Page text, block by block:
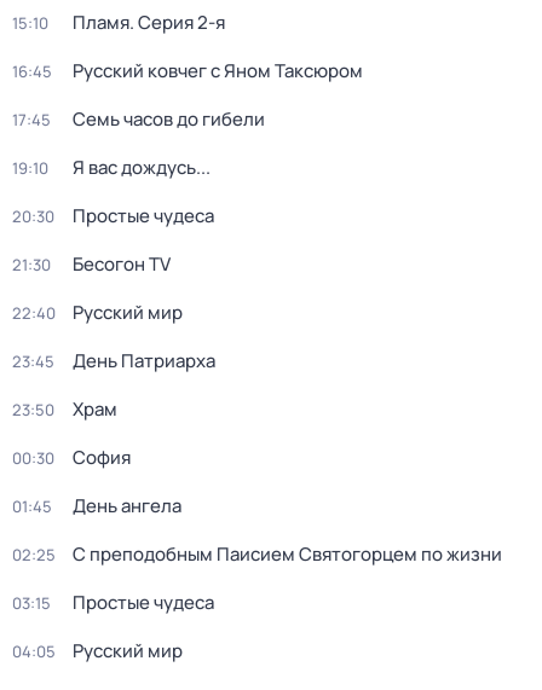
15:10 Пламя. Серия 2-я
16:45 Русский ковчег с Яном Таксюром
17:45 Семь часов до гибели
19:10 Я вас дождусь...
20:30 Простые чудеса
21:30 Бесогон TV
22:40 Русский мир
23:45 День Патриарха
23:50 Храм
00:30 София
01:45 День ангела
02:25 С преподобным Паисием Святогорцем по жизни
03:15 Простые чудеса
04:05 Русский мир